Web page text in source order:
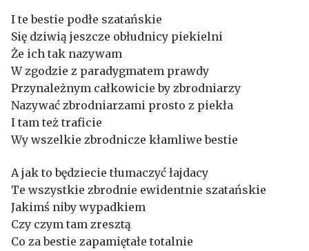
I te bestie podłe szatańskie
Się dziwią jeszcze obłudnicy piekielni
Że ich tak nazywam
W zgodzie z paradygmatem prawdy
Przynależnym całkowicie by zbrodniarzy
Nazywać zbrodniarzami prosto z piekła
I tam też traficie
Wy wszelkie zbrodnicze kłamliwe bestie
A jak to będziecie tłumaczyć łajdacy
Te wszystkie zbrodnie ewidentnie szatańskie
Jakimś niby wypadkiem
Czy czym tam zresztą
Co za bestie zapamiętałe totalnie